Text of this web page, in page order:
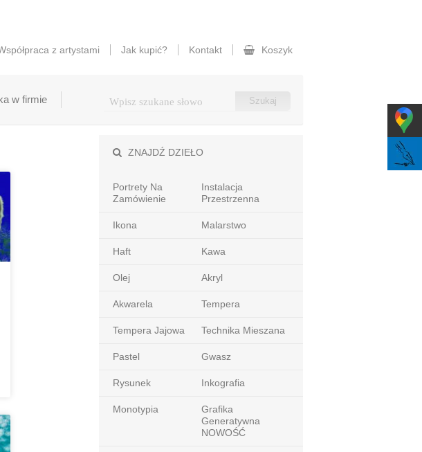
z artystami Jak kupić? Kontakt Koszyk
w firmie
ZNAJDŹ DZIEŁO
Portrety Na
Zamówienie
Instalacja
Przestrzenna
Ikona Malarstwo
Haft Kawa
Olej Akryl
Akwarela Tempera
Tempera Jajowa Technika Mieszana
Pastel Gwasz
Rysunek Inkografia
Monotypia
Grafika
Generatywna
NOWOŚĆ